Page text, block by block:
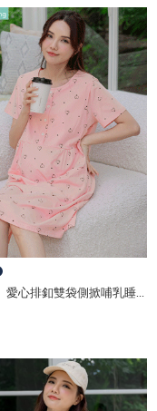
月子服。愛心排釦雙袋側掀哺乳睡衣洋